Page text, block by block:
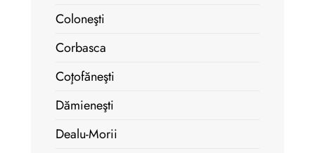
Coloneşti
Corbasca
Coţofăneşti
Dămieneşti
Dealu-Morii